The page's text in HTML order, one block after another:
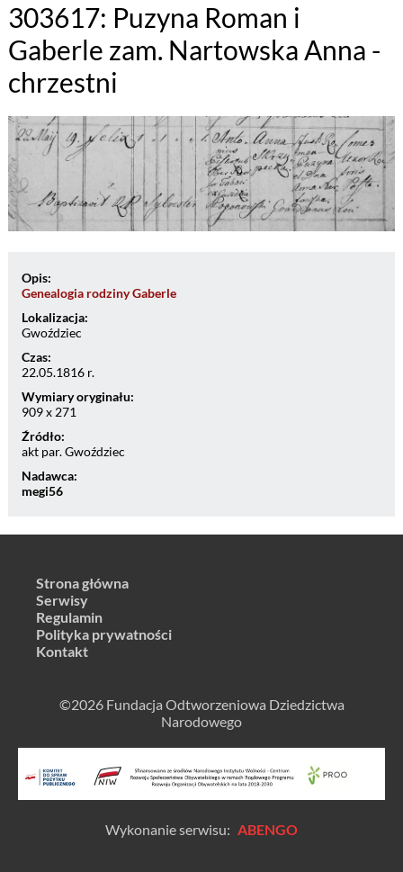
303617: Puzyna Roman i
Gaberle zam. Nartowska Anna -
chrzestni
Opis:
Genealogia rodziny Gaberle
Lokalizacja:
Gwoździec
Czas:
22.05.1816 r.
Wymiary oryginału:
909 x 271
Źródło:
akt par. Gwoździec
Nadawca:
megi56
Strona główna
Serwisy
Regulamin
Polityka prywatności
Kontakt
©2026 Fundacja Odtworzeniowa Dziedzictwa
Narodowego
Wykonanie serwisu: ABENGO